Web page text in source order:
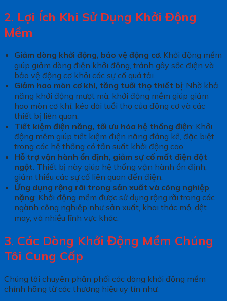
2. Lợi Ích Khi Sử Dụng Khởi Động
Mềm
Giảm dòng khởi động, bảo vệ động cơ: Khởi động mềm
giúp giảm dòng điện khởi động, tránh gây sốc điện và
bảo vệ động cơ khỏi các sự cố quá tải.
Giảm hao mòn cơ khí, tăng tuổi thọ thiết bị: Nhờ khả
năng khởi động mượt mà, khởi động mềm giúp giảm
hao mòn cơ khí, kéo dài tuổi thọ của động cơ và các
thiết bị liên quan.
Tiết kiệm điện năng, tối ưu hóa hệ thống điện: Khởi
động mềm giúp tiết kiệm điện năng đáng kể, đặc biệt
trong các hệ thống có tần suất khởi động cao.
Hỗ trợ vận hành ổn định, giảm sự cố mất điện đột
ngột: Thiết bị này giúp hệ thống vận hành ổn định,
giảm thiểu các sự cố liên quan đến điện.
Ứng dụng rộng rãi trong sản xuất và công nghiệp
nặng: Khởi động mềm được sử dụng rộng rãi trong các
ngành công nghiệp như sản xuất, khai thác mỏ, dệt
may, và nhiều lĩnh vực khác.
3. Các Dòng Khởi Động Mềm Chúng
Tôi Cung Cấp
Chúng tôi chuyên phân phối các dòng khởi động mềm
chính hãng từ các thương hiệu uy tín như: